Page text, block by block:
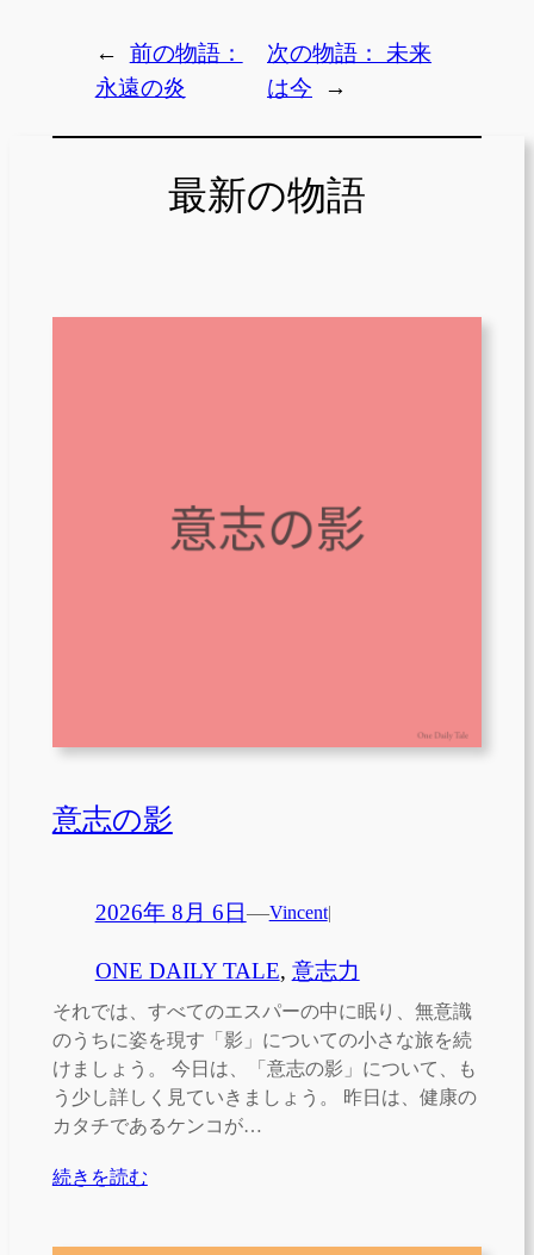
←
前の物語：
永遠の炎
次の物語： 未来
は今
→
最新の物語
意志の影
2026年 8月 6日—Vincent|
ONE DAILY TALE, 意志力
それでは、すべてのエスパーの中に眠り、無意識
のうちに姿を現す「影」についての小さな旅を続
けましょう。 今日は、「意志の影」について、も
う少し詳しく見ていきましょう。 昨日は、健康の
カタチであるケンコが…
続きを読む